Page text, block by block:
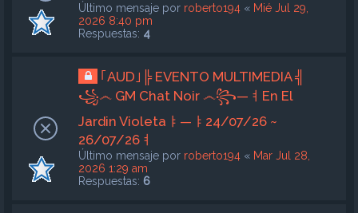
Último mensaje por roberto194 « Mié Jul 29,
2026 8:40 pm
Respuestas: 4
｢AUD｣╠ EVENTO MULTIMEDIA ╣
꧁෴ GM Chat Noir ෴꧂—ㅕEn El
Jardin Violetaㅑ—ㅑ24/07/26 ~
26/07/26ㅕ
Último mensaje por roberto194 « Mar Jul 28,
2026 1:29 am
Respuestas: 6